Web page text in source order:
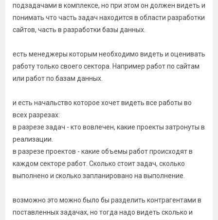
подзадачами в комплексе, но при этом он должен видеть и
понимать что часть задач находится в области разработки
сайтов, часть в разработки базы данных.
есть менеджеры которым необходимо видеть и оценивать
работу только своего сектора. Например работ по сайтам
или работ по базам данных.
и есть начальство которое хочет видеть все работы во
всех разрезах:
в разрезе задач - кто вовлечен, какие проекты затронуты в
реализации.
в разрезе проектов - какие объемы работ происходят в
каждом секторе работ. Сколько стоит задач, сколько
выполнено и сколько запланировано на выполнение.
возможно это можно было бы разделить контрагентами в
поставленных задачах, но тогда надо видеть сколько и